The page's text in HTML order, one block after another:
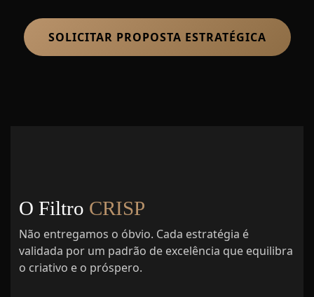
SOLICITAR PROPOSTA ESTRATÉGICA
O Filtro CRISP
Não entregamos o óbvio. Cada estratégia é
validada por um padrão de excelência que equilibra
o criativo e o próspero.